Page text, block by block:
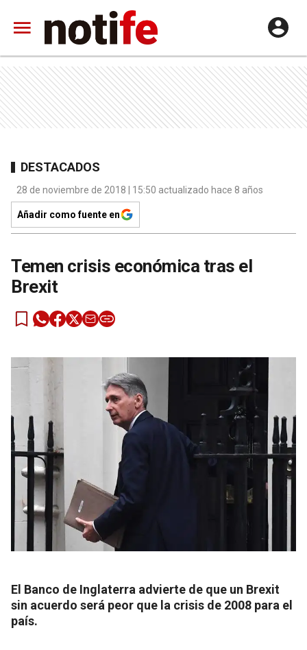
DESTACADOS
28 de noviembre de 2018 | 15:50 actualizado hace 8 años
Añadir como fuente en
Temen crisis económica tras el
Brexit
El Banco de Inglaterra advierte de que un Brexit
sin acuerdo será peor que la crisis de 2008 para el
país.